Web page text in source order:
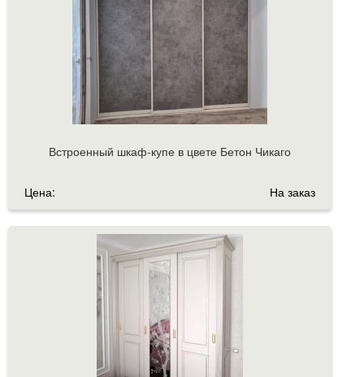
Встроенный шкаф-купе в цвете Бетон Чикаго
Цена: На заказ